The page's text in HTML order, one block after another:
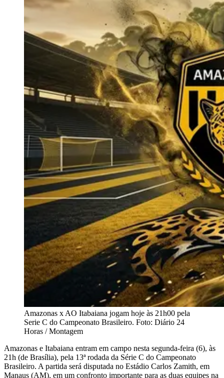
Amazonas x AO Itabaiana jogam hoje às 21h00 pela
Serie C do Campeonato Brasileiro. Foto: Diário 24
Horas / Montagem
Amazonas e Itabaiana entram em campo nesta segunda-feira (6), às
21h (de Brasília), pela 13ª rodada da Série C do Campeonato
Brasileiro. A partida será disputada no Estádio Carlos Zamith, em
Manaus (AM), em um confronto importante para as duas equipes na